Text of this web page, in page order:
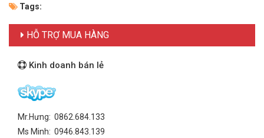
Tags:
HỖ TRỢ MUA HÀNG
Kinh doanh bán lẻ
Mr.Hưng: 0862.684.133
Ms Minh: 0946.843.139